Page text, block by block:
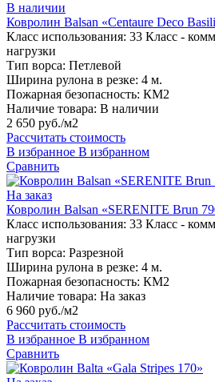
В наличии
Ковролин Balsan «Centaure Deco
Класс использования: 33 Класс -
нагрузки
Тип ворса: Петлевой
Ширина рулона в резке: 4 м.
Пожарная безопасность: КМ2
Наличие товара: В наличии
2 650 руб./м2
Рассчитать стоимость
В избранное В избранном
Сравнить
На заказ
Ковролин Balsan «SERENITE Brun
Класс использования: 33 Класс -
нагрузки
Тип ворса: Разрезной
Ширина рулона в резке: 4 м.
Пожарная безопасность: КМ2
Наличие товара: На заказ
6 960 руб./м2
Рассчитать стоимость
В избранное В избранном
Сравнить